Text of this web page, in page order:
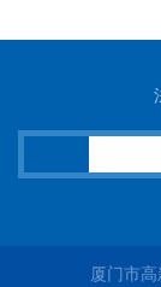
厦门市